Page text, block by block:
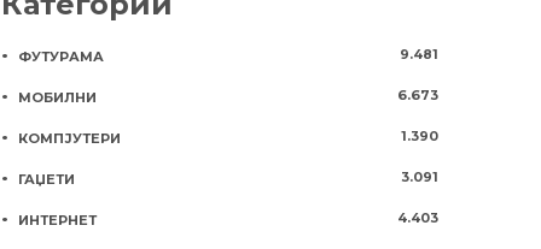
ФУТУРАМА 9.481
МОБИЛНИ 6.673
КОМПЈУТЕРИ 1.390
ГАЏЕТИ 3.091
ИНТЕРНЕТ 4.403